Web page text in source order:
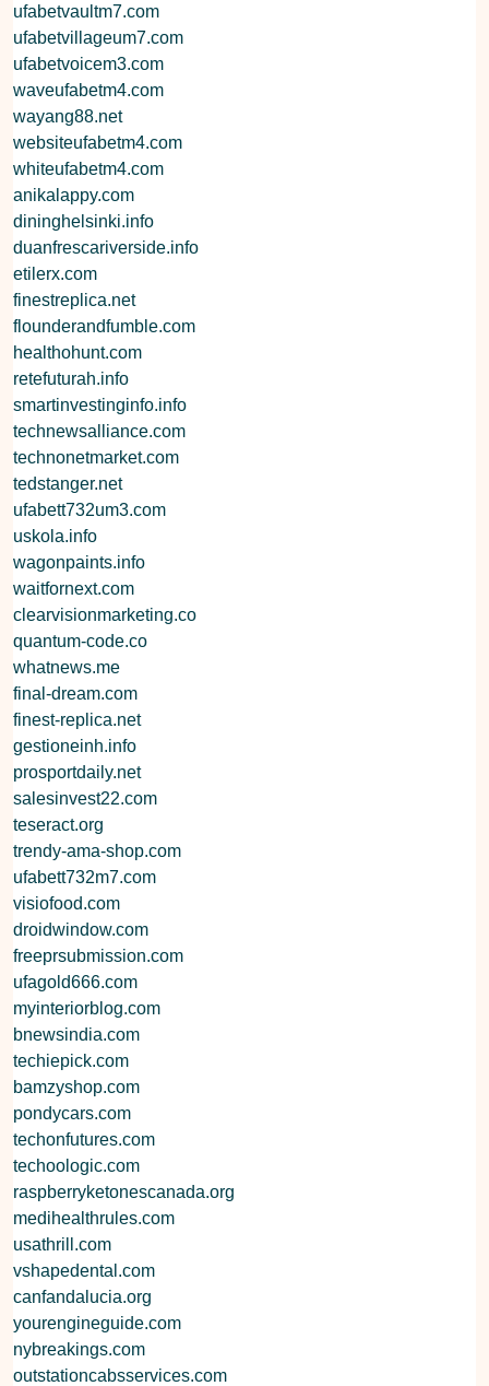
ufabetvaultm7.com
ufabetvillageum7.com
ufabetvoicem3.com
waveufabetm4.com
wayang88.net
websiteufabetm4.com
whiteufabetm4.com
anikalappy.com
dininghelsinki.info
duanfrescariverside.info
etilerx.com
finestreplica.net
flounderandfumble.com
healthohunt.com
retefuturah.info
smartinvestinginfo.info
technewsalliance.com
technonetmarket.com
tedstanger.net
ufabett732um3.com
uskola.info
wagonpaints.info
waitfornext.com
clearvisionmarketing.co
quantum-code.co
whatnews.me
final-dream.com
finest-replica.net
gestioneinh.info
prosportdaily.net
salesinvest22.com
teseract.org
trendy-ama-shop.com
ufabett732m7.com
visiofood.com
droidwindow.com
freeprsubmission.com
ufagold666.com
myinteriorblog.com
bnewsindia.com
techiepick.com
bamzyshop.com
pondycars.com
techonfutures.com
techoologic.com
raspberryketonescanada.org
medihealthrules.com
usathrill.com
vshapedental.com
canfandalucia.org
yourengineguide.com
nybreakings.com
outstationcabsservices.com